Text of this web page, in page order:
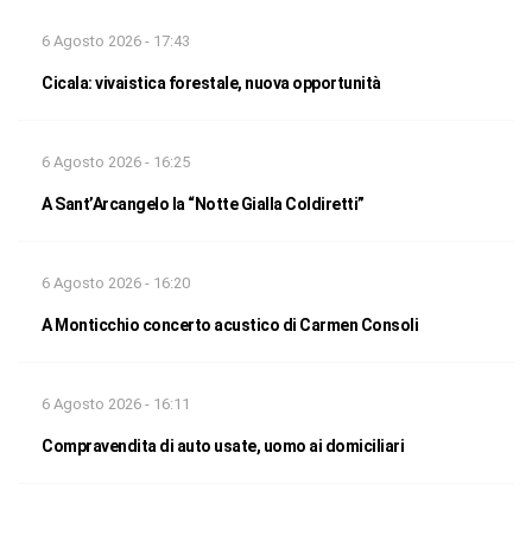
6 Agosto 2026 - 17:43
Cicala: vivaistica forestale, nuova opportunità
6 Agosto 2026 - 16:25
A Sant’Arcangelo la “Notte Gialla Coldiretti”
6 Agosto 2026 - 16:20
A Monticchio concerto acustico di Carmen Consoli
6 Agosto 2026 - 16:11
Compravendita di auto usate, uomo ai domiciliari